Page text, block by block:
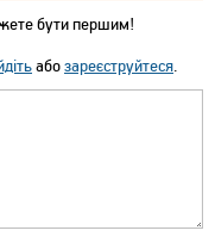
бути першим!
абозареєструйтеся.